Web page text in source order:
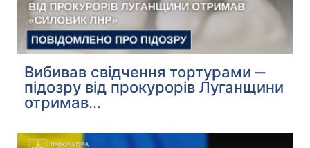
Вибивав свідчення тортурами ‒
підозру від прокурорів Луганщини
отримав...